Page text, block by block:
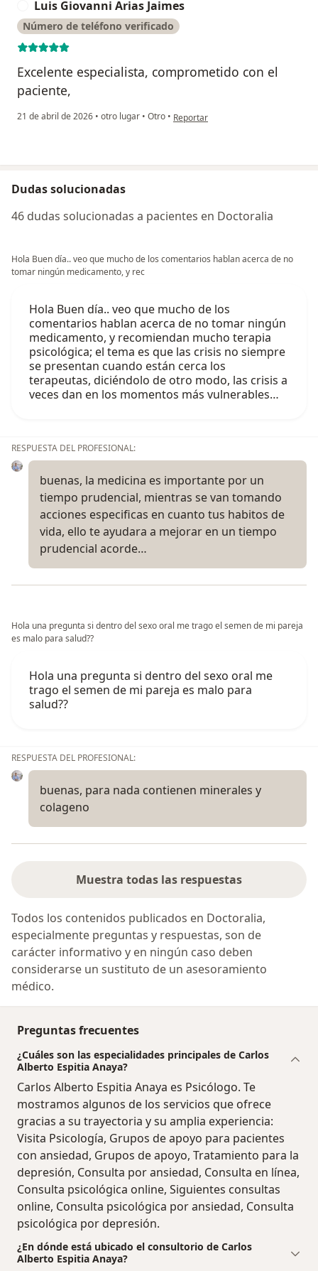
Luis Giovanni Arias Jaimes
Número de teléfono verificado
Excelente especialista, comprometido con el
paciente,
21 de abril de 2026 • otro lugar • Otro • en opinión del usuario Luis Giovanni
Reportar
Dudas solucionadas
46 dudas solucionadas a pacientes en Doctoralia
Hola Buen día.. veo que mucho de los comentarios hablan acerca de no
tomar ningún medicamento, y rec
Hola Buen día.. veo que mucho de los
comentarios hablan acerca de no tomar ningún
medicamento, y recomiendan mucho terapia
psicológica; el tema es que las crisis no siempre
se presentan cuando están cerca los
terapeutas, diciéndolo de otro modo, las crisis a
veces dan en los momentos más vulnerables…
RESPUESTA DEL PROFESIONAL:
buenas, la medicina es importante por un
tiempo prudencial, mientras se van tomando
acciones especificas en cuanto tus habitos de
vida, ello te ayudara a mejorar en un tiempo
prudencial acorde…
Hola una pregunta si dentro del sexo oral me trago el semen de mi pareja
es malo para salud??
Hola una pregunta si dentro del sexo oral me
trago el semen de mi pareja es malo para
salud??
RESPUESTA DEL PROFESIONAL:
buenas, para nada contienen minerales y
colageno
Muestra todas las respuestas
Todos los contenidos publicados en Doctoralia,
especialmente preguntas y respuestas, son de
carácter informativo y en ningún caso deben
considerarse un sustituto de un asesoramiento
médico.
Preguntas frecuentes
¿Cuáles son las especialidades principales de Carlos
Alberto Espitia Anaya?
Carlos Alberto Espitia Anaya es Psicólogo. Te
mostramos algunos de los servicios que ofrece
gracias a su trayectoria y su amplia experiencia:
Visita Psicología, Grupos de apoyo para pacientes
con ansiedad, Grupos de apoyo, Tratamiento para la
depresión, Consulta por ansiedad, Consulta en línea,
Consulta psicológica online, Siguientes consultas
online, Consulta psicológica por ansiedad, Consulta
psicológica por depresión.
¿En dónde está ubicado el consultorio de Carlos
Alberto Espitia Anaya?